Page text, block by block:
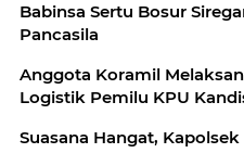
Babinsa Sertu Bosur
Pancasila
Anggota Koramil
Logistik Pemilu KPU
Suasana Hangat,